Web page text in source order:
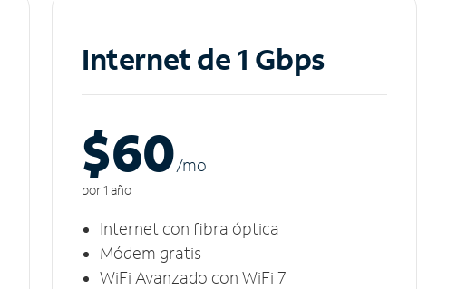
Internet de 1 Gbps
$60/mo
por 1 año
Internet con fibra óptica
Módem gratis
WiFi Avanzado con WiFi 7